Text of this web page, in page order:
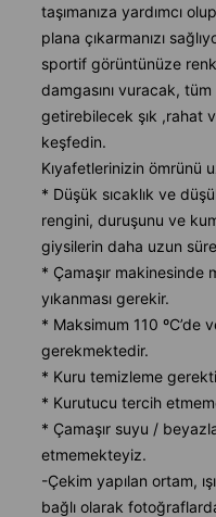
taşımanıza yardımcı
plana çıkarmanızı
sportif görüntünüze
damgasını vuracak,
getirebilecek şık ,rahat
keşfedin.
Kıyafetlerinizin ömrünü
* Düşük sıcaklık ve
rengini, duruşunu ve
giysilerin daha uzun
* Çamaşır makinesinde
yıkanması gerekir.
* Maksimum 110 ºC’de
gerekmektedir.
* Kuru temizleme
* Kurutucu tercih
* Çamaşır suyu /
etmemekteyiz.
-Çekim yapılan ortam,
bağlı olarak